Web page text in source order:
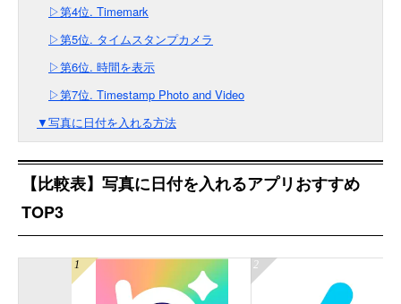
▷第4位. Timemark
▷第5位. タイムスタンプカメラ
▷第6位. 時間を表示
▷第7位. Timestamp Photo and Video
▼写真に日付を入れる方法
【比較表】写真に日付を入れるアプリおすすめ
TOP3